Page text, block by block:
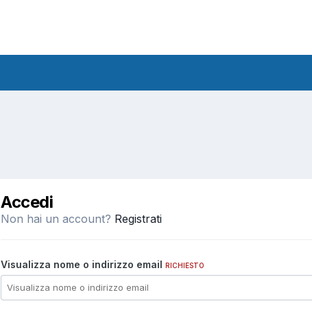
Accedi
Non hai un account? Registrati
Visualizza nome o indirizzo email RICHIESTO